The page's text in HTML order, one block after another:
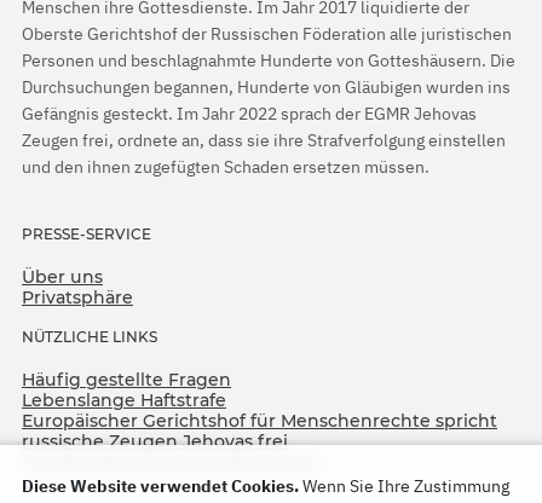
Menschen ihre Gottesdienste. Im Jahr 2017 liquidierte der
Oberste Gerichtshof der Russischen Föderation alle juristischen
Personen und beschlagnahmte Hunderte von Gotteshäusern. Die
Durchsuchungen begannen, Hunderte von Gläubigen wurden ins
Gefängnis gesteckt. Im Jahr 2022 sprach der EGMR Jehovas
Zeugen frei, ordnete an, dass sie ihre Strafverfolgung einstellen
und den ihnen zugefügten Schaden ersetzen müssen.
PRESSE-SERVICE
Über uns
Privatsphäre
NÜTZLICHE LINKS
Häufig gestellte Fragen
Lebenslange Haftstrafe
Europäischer Gerichtshof für Menschenrechte spricht
russische Zeugen Jehovas frei
Diese Website verwendet Cookies.Wenn Sie Ihre Zustimmung